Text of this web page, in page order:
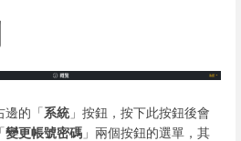
邊的「系統」按鈕，按下此按鈕後會
變更帳號密碼 」兩個按鈕的選單，其